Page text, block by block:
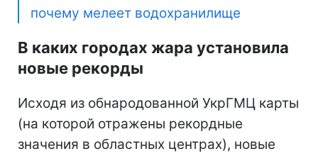
почему мелеет водохранилище
В каких городах жара установила
новые рекорды
Исходя из обнародованной УкрГМЦ карты
(на которой отражены рекордные
значения в областных центрах), новые